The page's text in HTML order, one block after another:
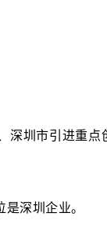
圳市引进重点
深圳企业。